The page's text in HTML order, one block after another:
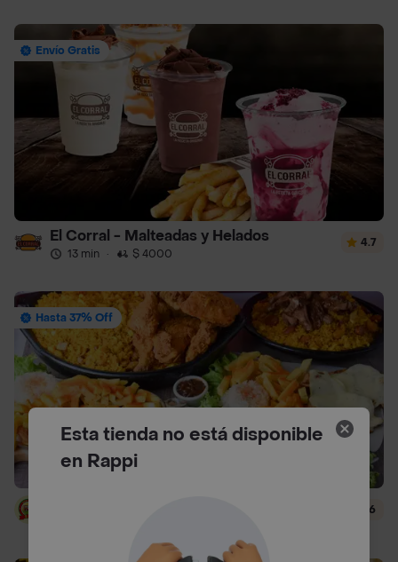
Envío Gratis
El Corral - Malteadas y Helados
13 min · $ 4000
4.7
Hasta 37% Off
3.6
Esta tienda no está disponible
en Rappi